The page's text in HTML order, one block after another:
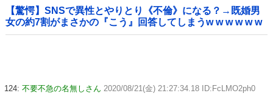
【驚愕】SNSで異性とやりとり《不倫》になる？→既婚男
女の約7割がまさかの『こう』回答してしまうw w w w w w
w w
124: 不要不急の名無しさん 2020/08/21(金) 21:27:34.18 ID:FcLMO2ph0